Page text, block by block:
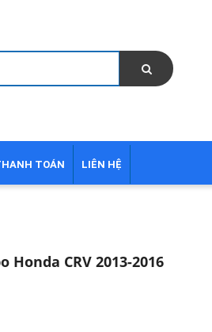
TOÁN LIÊN HỆ
Honda CRV 2013-2016